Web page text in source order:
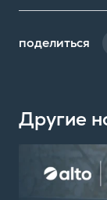
поделиться
Другие